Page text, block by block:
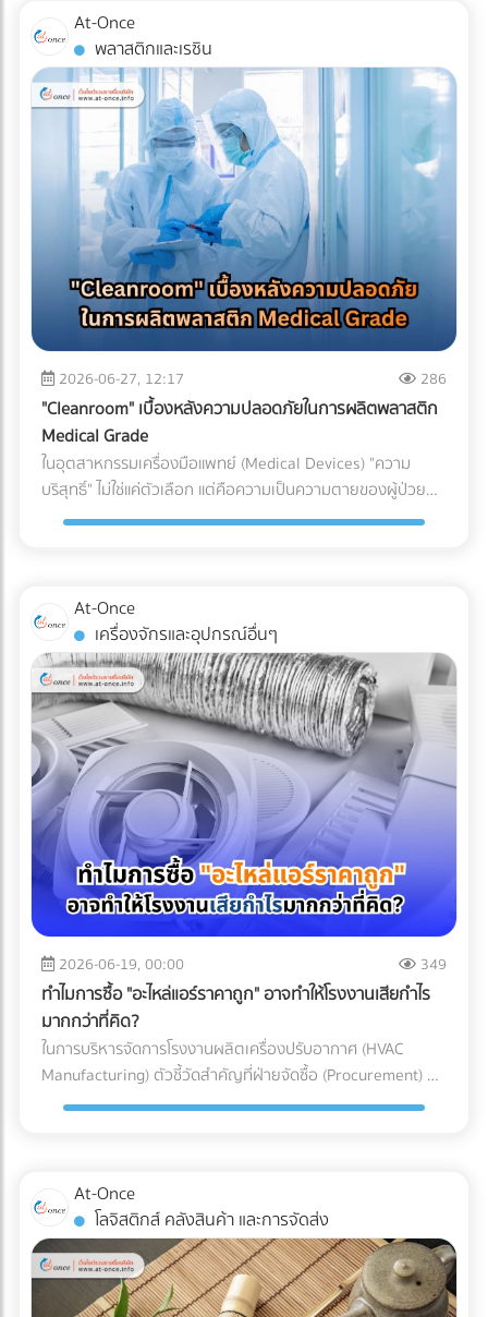
ตั้งแต่แรกหลายเท่าตัว เลือกระบบกันซึมดาดฟ้าอย่างไรให้จบ
ปัญหา? ก่อนที่จะเริ่มงานตกแต่ง (Finishing) พื้นผิวดาดฟ้า คุณ
ควรลงทุนกับการทำ ระบบกันซึม (Waterproofing System) ที่มี
คุณภาพ โดยประเภทที่นิยมใช้สำหรับดาดฟ้ามีดังนี้: อะคริลิกกัน
ซึม (Acrylic Waterproof): เหมาะสำหรับดาดฟ้าทั่วไปที่มีการ
สัญจรไม่หนักมาก มีความยืดหยุ่น ทนทานต่อรังสียูวี และช่วย
สะท้อนความร้อนได้ดี โพลียูรีเทนกันซึม (PU Waterproof): เหมาะ
สำหรับพื้นที่ที่มีน้ำขัง หรือดาดฟ้าที่ต้องการปูพื้นกระเบื้อง/ไม้
เทียมทับ มีความยืดหยุ่นสูงมาก ทนต่อรอยแตกร้าวของอาคารได้
ดีเยี่ยม ป้องกันน้ำซึมผ่านได้ 100% บทสรุป การรีโนเวทดาดฟ้าให้
เป็น Rooftop ที่สวยงามและสร้างกำไรให้ธุรกิจ เป็นไอเดียที่ยอด
เยี่ยม แต่รากฐานที่สำคัญที่สุดของความสวยงามนั้นคือ "ความ
ปลอดภัยและโครงสร้างที่ปกป้องอาคารได้" การให้ความสำคัญกับ
ระบบกันซึม ตั้งแต่ขั้นตอนแรกของการออกแบบ คือการปกป้อง
เงินลงทุนก้อนใหญ่ของคุณ ให้คุณดำเนินธุรกิจได้อย่างสบายใจ
ไม่ต้องหวาดผวาทุกครั้งที่เมฆฝนตั้งเค้ามาอีกต่อไป
ต้องการเดินหน้าเรื่อง Eco-packaging ในอุตสาหกรรมอาหารแช่
แข็ง นี่คือทางออกที่แบรนด์ชั้นนำระดับโลกกำลังปรับใช้: 1. เปลี่ยน
ผ่านสู่ Mono-material PE (พลาสติกชนิดเดียวที่เกิดมาเพื่อ
ความเย็น) วงการอุตสาหกรรมอาหารแช่แข็งในปี 2026 กำลังมุ่ง
หน้าไปที่โครงสร้าง Mono-material PE (Polyethylene) คือการ
ใช้พลาสติกตระกูล PE ทั้งหมดมาทำเป็นถุง เนื่องจาก PE มีจุด
เด่นเรื่องการทนความเย็นจัดได้ดี ไม่กรอบแตก และที่สำคัญคือ
สามารถนำไปรีไซเคิลเข้าสู่ระบบเศรษฐกิจหมุนเวียน (Circular
Economy) ได้ 100% ตอบโจทย์กฎหมายต่างประเทศได้ทันที 2.
ใช้เทคโนโลยี MDO-PE อัปเกรดความเหนียวและป้องกันรอยเจาะ
ทะลุ เพื่อแก้ปัญหาเรื่องความแข็งแรง โรงงานบรรจุภัณฑ์ยุคใหม่จะ
ใช้เทคโนโลยี MDO (Machine Direction Orientation) ในการยืด
(Puncture Resistance) จากมุมแหลมของอาหารแช่แข็ง เช่น
กระดูกหมู กุ้ง หรือเกล็ดน้ำแข็งได้ดีเทียบเท่าการใช้ไนลอนแบบ
ดั้งเดิม 3. กลยุทธ์ Downgauging (รีดความหนา ลดต้นทุน ลด
คาร์บอน) แนวทางรักษ์โลกที่โรงงานทำได้ทันทีโดยไม่ต้องเสี่ยง
เปลี่ยนวัสดุ คือการลดความหนาของฟิล์ม (Downgauging) การ
ใช้เม็ดพลาสติกเกรดพิเศษช่วยให้โรงงานผลิตฟิล์มที่บางลง (เช่น
ลดจาก 100 ไมครอน เหลือ 80 ไมครอน) แต่ยังคงความเหนียว
คาร์บอนในการส่งออกได้อย่างเห็นผล เปรียบเทียบวัสดุบรรจุ
ภัณฑ์สำหรับโรงงานอาหารแช่แข็ง บทสรุป การเปลี่ยนผ่านสู่บรรจุ
ภัณฑ์รักษ์โลกในสายการผลิตอาหารแช่แข็ง ไม่ใช่เรื่องของการ
หลับตาเลือกวัสดุที่มีป้าย Eco แปะอยู่ แต่เป็นการคำนวณเชิง
วิศวกรรมที่ต้องรักษาสมดุลระหว่าง "การรักษาสิ่งแวดล้อม" และ
"การรักษาคุณภาพอาหาร" การฝืนใช้วัสดุที่ทนความเย็นไม่ได้จน
ทำให้อาหารเสีย เกิดเป็นขยะอาหาร (Food Waste) จะสร้างผล
เสียต่อสิ่งแวดล้อมและต้นทุนของบริษัทมากกว่าตัวพลาสติกเอง
เสียอีก หัวใจสำคัญคือการเลือกพาร์ทเนอร์ด้านบรรจุภัณฑ์ที่
เข้าใจเทคโนโลยี Mono-material เพื่อผลักดันให้ธุรกิจของคุณ
เติบโตได้อย่างยั่งยืน ทั้งในแง่ของผลกำไรและการดูแลโลกใบนี้
การเลือกบรรจุภัณฑ์อาหารแช่แข็งที่ตอบโจทย์ทั้งนโยบาย ESG
และความปลอดภัยทางวิศวกรรม ไม่ใช่เรื่องที่ควรลองผิดลองถูก
คุณต้องการพาร์ทเนอร์ที่มีความเชี่ยวชาญตัวจริง เพื่อมาช่วย
ลดความเสี่ยง ป้องกันสินค้าเสียหาย และควบคุมต้นทุนของ
โรงงาน ไม่ต้องเสียเวลาค้นหาซัพพลายเออร์ทีละเจ้าให้เหนื่อย
เพราะที่ At-Once เราได้รวบรวมรายชื่อบริษัทและโรงงานชั้นนำ
กว่า 1,000 แห่งที่ให้บริการเกี่ยวข้องกับบรรจุภัณฑ์อย่างครบ
วงจรไว้ให้คุณแล้ว คลิกที่นี่!
จริง โลกของการค้าระหว่างประเทศถูกผูกมัดด้วยกฎหมายและข้อ
บังคับที่ซับซ้อน การพยายามประหยัดงบหลักพันในการจ้างผู้
เชี่ยวชาญ อาจนำไปสู่ "ต้นทุนแฝงและค่าปรับหลักล้าน" ที่สามารถ
ทำให้ธุรกิจสะดุดจนถึงขั้นวิกฤตได้ นี่คือบทเรียนราคาแพงและ
ความเสี่ยงระดับโครงสร้าง ที่ธุรกิจต้องแบกรับเมื่อตัดสินใจ
จัดการเอกสารและพิกัดศุลกากรด้วยตัวเอง 3 สิ่งที่ไม่อยากให้เกิด
เมื่อการจัดการเอกสารศุลกากรผิดพลาด 1. การสำแดง "พิกัด
ศุลกากร (HS Code)" ผิดพลาด HS Code (Harmonized
System Code) คือรหัสตัวเลขสากลที่ใช้แยกประเภทสินค้าทั่วโลก
ซึ่งรหัสนี้จะเป็นตัวกำหนดอัตราภาษีนำเข้า-ส่งออกที่ธุรกิจต้อง
จ่าย การตีความ HS Code ไม่ใช่เรื่องตรงไปตรงมา สินค้าหนึ่งชิ้น
อาจเข้าข่ายพิกัดได้หลายหมวดหมู่ขึ้นอยู่กับวัสดุหรือการใช้งาน
(เช่น ชิ้นส่วนพลาสติกทั่วไป vs. ชิ้นส่วนพลาสติกสำหรับเครื่อง
มือแพทย์) หากระบุพิกัดผิด (สำแดงภาษีต่ำกว่าความเป็นจริง): แม้
จะเกิดจากความไม่รู้ แต่ในมุมของศุลกากรจะถือเป็นการ "หลีก
เลี่ยงภาษี" ธุรกิจอาจโดนกักตู้สินค้า (Customs Hold) โดนยึด
ของ และถูกเรียกเก็บภาษีย้อนหลังพร้อมค่าปรับที่สูงกว่ามูลค่า
สินค้าหลายเท่าตัว ซึ่งศุลกากรมีสิทธิ์ตรวจสอบย้อนหลังได้สูงสุด
ถึง 10 ปี หากระบุพิกัดผิด (สำแดงภาษีสูงเกินจริง): ธุรกิจจะต้อง
จ่ายภาษีแพงกว่าที่ควรจะเป็น ทำให้ต้นทุนสินค้าสูงขึ้นและสูญเสีย
หรือส่งออกไปยังประเทศที่มีข้อตกลงเขตการค้าเสรี (FTA) เช่น
จีน ญี่ปุ่น หรืออาเซียน ธุรกิจสามารถใช้ Certificate of Origin
(C/O) หรือหนังสือรับรองถิ่นกำเนิดสินค้า เพื่อขอลดหย่อนหรือ
ยกเว้นภาษีนำเข้าได้ ความเสี่ยง: กฎเกณฑ์ในการขอ C/O ของ
แต่ละประเทศมีความละเอียดอ่อนมาก หากกรอกข้อมูลใน
Commercial Invoice, Packing List ไม่ตรงกันเพียงจุดเดียว
หรือระบุเกณฑ์การผลิต (Origin Criteria) ผิดพลาด ปลายทาง
อาจปฏิเสธฟอร์มนั้นทันที ทำให้ผู้นำเข้าต้องจ่ายภาษีในอัตราปกติ
(MFN Rate) แบบเต็มจำนวน 3. ตกม้าตายเรื่องใบอนุญาตเฉพาะ
ทาง (Restricted Goods Licenses) สินค้าหลายประเภทไม่
สามารถนำเข้าได้ทันทีแม้จะจ่ายภาษีครบแล้วก็ตาม แต่ต้องมีใบ
อนุญาตจากหน่วยงานที่เกี่ยวข้อง เช่น อย. (FDA), มอก. (TISI),
หรือกรมวิชาการเกษตร ความเสี่ยง: หากธุรกิจสั่งของเข้ามาถึง
ท่าเรือแล้วเพิ่งทราบว่าต้องใช้ใบอนุญาต สินค้าจะถูกอายัดไว้ที่
ท่าเรือทันที สิ่งที่ตามมาคือ ค่าเสียเวลาพื้นที่ท่าเรือ
(Demurrage) และ ค่าเสียเวลาตู้ (Detention) ที่วิ่งเดินหน้าทุกวัน
(มักเริ่มต้นที่หลักพันและพุ่งสูงขึ้นเรื่อยๆ ต่อตู้ต่อวัน) หากขอใบ
อนุญาตไม่ทัน สินค้านั้นอาจถูกบังคับส่งกลับประเทศต้นทางหรือ
ถูกทำลายทิ้ง เปรียบเทียบชัดๆ: ทำเอง vs. ใช้ผู้เชี่ยวชาญ เพื่อชี้
ให้เห็นภาพชัดเจนว่าทำไมการจ้าง Freight Forwarder หรือ
การตามแก้ปัญหา ในอุตสาหกรรมโลจิสติกส์ มีประโยคคลาสสิกที่
ว่า "ปัญหาหน้าด่านศุลกากร เป็นปัญหาที่จ่ายแพงที่สุด" การ
ทำงานร่วมกับ Freight Forwarder ที่มีประสบการณ์ ไม่ใช่แค่การ
จ้างคนมาเดินเอกสาร แต่คือการจ้าง "ที่ปรึกษาทางกฎหมายและผู้
บริหารความเสี่ยง" ให้กับซัพพลายเชนของคุณ พวกเขาจะทำ
At-Once
พลาสติกและเรซิน
2026-06-27, 12:17 286
"Cleanroom" เบื้องหลังความปลอดภัยในการผลิตพลาสติก
Medical Grade
ในอุตสาหกรรมเครื่องมือแพทย์ (Medical Devices) "ความ
บริสุทธิ์" ไม่ใช่แค่ตัวเลือก แต่คือความเป็นความตายของผู้ป่วย
แม้ว่านักวิศวกรรมวัสดุจะสามารถคิดค้นเม็ดพลาสติกเกรด
แวดล้อมที่ไม่ได้มาตรฐาน พลาสติกเหล่านั้นก็อาจกลายเป็นพาหะ
นำเชื้อโรคชั้นดี นี่คือจุดที่ "ห้องปลอดเชื้อ" หรือ "Cleanroom"
เข้ามามีบทบาทสำคัญในฐานะด่านป้อมปราการที่แข็งแกร่งที่สุด ใน
การปกป้องอุปกรณ์การแพทย์ให้รอดพ้นจากการปนเปื้อนก่อนถึง
มือแพทย์และคนไข้ Cleanroom ในอุตสาหกรรมพลาสติกการ
แพทย์ คืออะไร? Cleanroom คือห้องที่มีการควบคุมสภาพ
แวดล้อมอย่างเข้มงวด ไม่ว่าจะเป็นปริมาณฝุ่นละอองในอากาศ,
อุณหภูมิ, ความชื้น, และความดันอากาศ โดยใช้ระบบแผ่นกรอง
อากาศประสิทธิภาพสูง (HEPA หรือ ULPA Filters) เพื่อดักจับ
อนุภาคขนาดเล็กที่มองไม่เห็นด้วยตาเปล่า สำหรับการผลิต
พลาสติก Medical Grade (เช่น กระบอกฉีดยา, สายน้ำเกลือ,
หรือชิ้นส่วนรากฟันเทียม) มาตรฐานห้องปลอดเชื้อที่นิยมใช้มักจะ
อ้างอิงตามมาตรฐาน ISO 14644-1 โดยระดับที่พบได้บ่อยใน
โรงงานผลิตเครื่องมือแพทย์คือ ISO Class 7 และ ISO Class 8
ซึ่งมีการจำกัดจำนวนอนุภาคในอากาศอย่างรัดกุม เพื่อให้มั่นใจว่า
ชิ้นงานจะสะอาดที่สุด 3 เหตุผลที่ Cleanroom ขาดไม่ได้ในการ
ผลิตอุปกรณ์การแพทย์ ทำไมโรงงานรับฉีดพลาสติก (Injection
Molding) ทั่วไป ถึงไม่สามารถผลิตอุปกรณ์การแพทย์ได้? คำ
ตอบอยู่ในความเข้มงวด 3 ประการดังต่อไปนี้: 1. การควบคุม
ปริมาณเชื้อจุลินทรีย์ (Bioburden Control) ก่อนที่อุปกรณ์
จุลินทรีย์เริ่มต้น (Bioburden) ต่ำที่สุดเท่าที่จะทำได้ การผลิตชิ้น
ส่วนพลาสติกภายใน Cleanroom จะช่วยลดความเสี่ยงที่
แบคทีเรีย เชื้อรา หรือไวรัส จะเกาะติดลงบนผิวของพลาสติก ซึ่ง
ช่วยให้กระบวนการฆ่าเชื้อในขั้นตอนสุดท้ายมีประสิทธิภาพ
สมบูรณ์แบบ 100% 2. การป้องกันอนุภาคแปลกปลอม
At-Once
เครื่องจักรและอุปกรณ์อื่นๆ
2026-06-19, 00:00 349
ทำไมการซื้อ "อะไหล่แอร์ราคาถูก" อาจทำให้โรงงานเสียกำไร
มากกว่าที่คิด?
ในการบริหารจัดการโรงงานผลิตเครื่องปรับอากาศ (HVAC
Manufacturing) ตัวชี้วัดสำคัญที่ฝ่ายจัดซื้อ (Procurement) มัก
ถูกกดดันเสมอคือ "การลดต้นทุน (Cost Reduction)" เพื่อเพิ่ม
อุตสาหกรรม การตัดสินใจด้วย "ราคาป้าย" เพียงอย่างเดียว
อาจนำมาซึ่ง "ต้นทุนแฝง (Hidden Costs)" มหาศาลที่กัดกินกำไร
ของบริษัทในระยะยาวโดยที่คุณไม่รู้ตัว 3 ต้นทุนแฝงสุดอันตราย
จากการใช้อะไหล่แอร์ที่ไม่ได้มาตรฐาน การประกอบเครื่องปรับ
อากาศหนึ่งเครื่องประกอบไปด้วยชิ้นส่วนกลไก (Mechanical
At-Once
โลจิสติกส์ คลังสินค้า และการจัดส่ง